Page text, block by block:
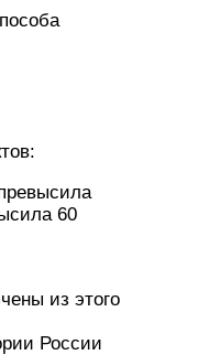
60
из этого
России